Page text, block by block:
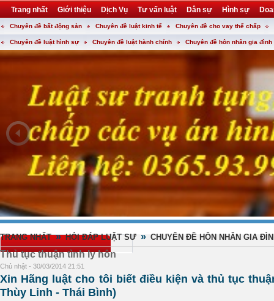
Trang nhất Giới thiệu Dịch Vụ Tư vấn luật Dân sự Hình sự
Khuyến mại Liên hệ forum utility
Chuyên đề bất động sản Chuyên đề luật kinh tế Chuyên đề cho vay thế chấp
Chuyên đề luật hình sự Chuyên đề luật hành chính Chuyên đề hôn nhân gia đình
TRANG NHẤT » HỎI ĐÁP LUẬT SƯ » CHUYÊN ĐỀ HÔN NHÂN GIA
Thủ tục thuận tình ly hôn
Chủ nhật - 30/03/2014 21:51
Xin Hãng luật cho tôi biết điều kiện và thủ tục
Thùy Linh - Thái Bình)